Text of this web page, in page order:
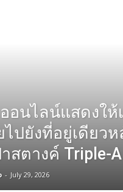
อนไลน์แสดงให้
ไปยังที่อยู่เดียว
สตางค์ Triple-
- July 29, 2026